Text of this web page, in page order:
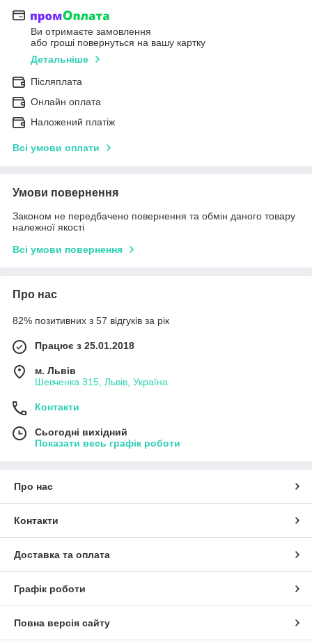
Ви отримаєте замовлення
або гроші повернуться на вашу картку
Детальніше
Післяплата
Онлайн оплата
Наложений платіж
Всі умови оплати
Умови повернення
Законом не передбачено повернення та обмін даного товару
належної якості
Всі умови повернення
Про нас
82% позитивних з 57 відгуків за рік
Працює з 25.01.2018
м. Львів
Шевченка 315, Львів, Україна
Контакти
Сьогодні вихідний
Показати весь графік роботи
Про нас
Контакти
Доставка та оплата
Графік роботи
Повна версія сайту